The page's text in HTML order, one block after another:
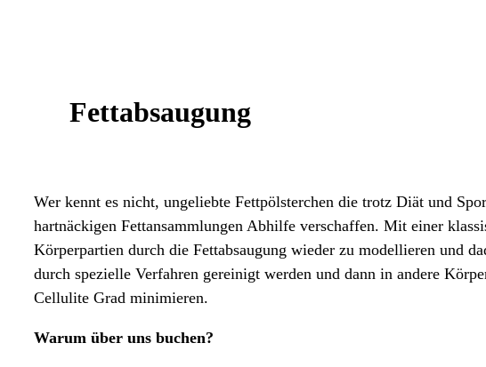
Fettabsaugung
Wer kennt es nicht, ungeliebte Fettpölsterchen die trotz Diät und
hartnäckigen Fettansammlungen Abhilfe verschaffen. Mit einer
Körperpartien durch die Fettabsaugung wieder zu modellieren und
durch spezielle Verfahren gereinigt werden und dann in andere
Cellulite Grad minimieren.
Warum über uns buchen?